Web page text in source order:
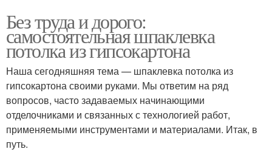
Без труда и дорого:
самостоятельная шпаклевка
потолка из гипсокартона
Наша сегодняшняя тема — шпаклевка потолка из
гипсокартона своими руками. Мы ответим на ряд
вопросов, часто задаваемых начинающими
отделочниками и связанных с технологией работ,
применяемыми инструментами и материалами. Итак, в
путь.